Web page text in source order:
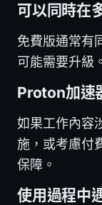
可以同時在
免費版通常有
可能需要升級。
Proton加速
如果工作內容
施，或考慮付
保障。
使用過程中